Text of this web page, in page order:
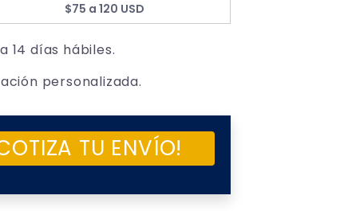
$75 a 120 USD
14 días hábiles.
personalizada.
TU ENVÍO!